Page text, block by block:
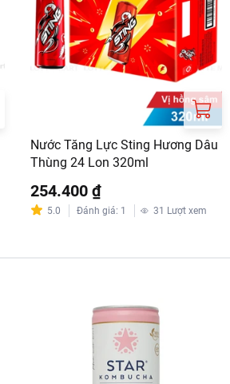
Nước Tăng Lực Sting Hương Dâu
Thùng 24 Lon 320ml
254.400 ₫
5.0 Đánh giá: 1 31 Lượt xem